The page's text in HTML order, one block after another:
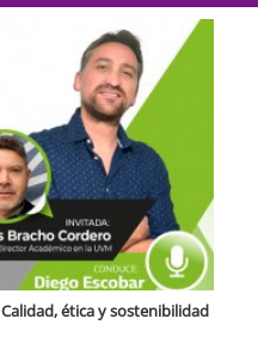
y desarrollo regional